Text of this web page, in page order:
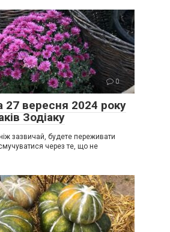
0
27 вересня 2024 року
Зодіаку
зазвичай, будете переживати
через те, що не